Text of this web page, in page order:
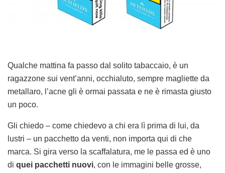
Qualche mattina fa passo dal solito tabaccaio, è un
ragazzone sui vent’anni, occhialuto, sempre magliette da
metallaro, l’acne gli è ormai passata e ne è rimasta giusto
un poco.
Gli chiedo – come chiedevo a chi era lì prima di lui, da
lustri – un pacchetto da venti, non importa qui di che
marca. Si gira verso la scaffalatura, me le passa ed è uno
di quei pacchetti nuovi, con le immagini belle grosse,